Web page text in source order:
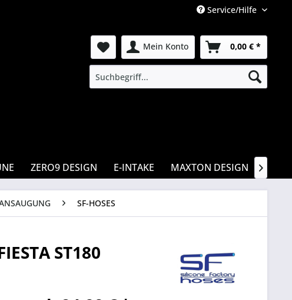
Service/Hilfe
Mein Konto 0,00 € *
ZERO9 DESIGN E-INTAKE MAXTON DESIGN 
SF-HOSES
ST180